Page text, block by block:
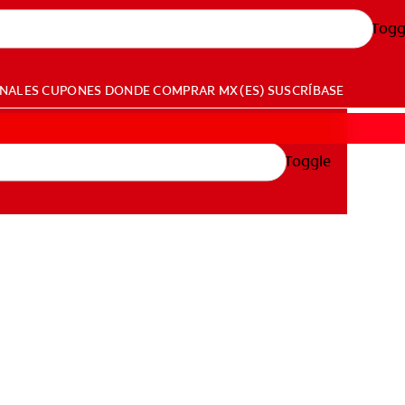
CUPONES DONDE COMPRAR MX (ES) SUSCRÍBASE
Toggle